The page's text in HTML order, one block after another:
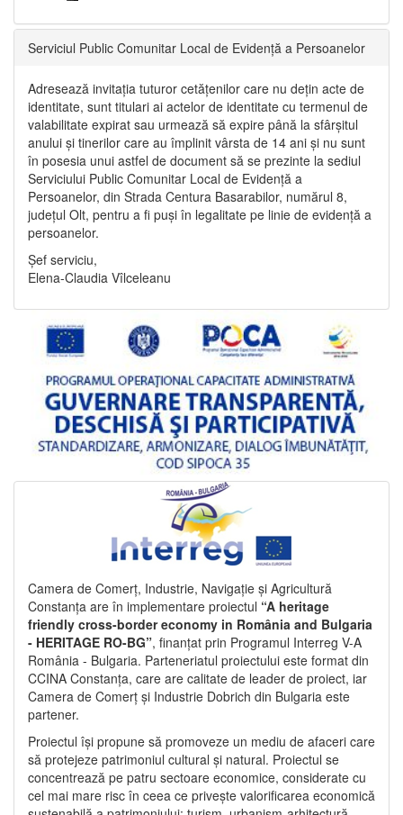
Serviciul Public Comunitar Local de Evidență a Persoanelor
Adresează invitația tuturor cetățenilor care nu dețin acte de
identitate, sunt titulari ai actelor de identitate cu termenul de
valabilitate expirat sau urmează să expire până la sfârșitul
anului și tinerilor care au împlinit vârsta de 14 ani și nu sunt
în posesia unui astfel de document să se prezinte la sediul
Serviciului Public Comunitar Local de Evidență a
Persoanelor, din Strada Centura Basarabilor, numărul 8,
județul Olt, pentru a fi puși în legalitate pe linie de evidență a
persoanelor.
Șef serviciu,
Elena-Claudia Vîlceleanu
Camera de Comerț, Industrie, Navigație și Agricultură
Constanța are în implementare proiectul “A heritage
friendly cross-border economy in România and Bulgaria
- HERITAGE RO-BG”, finanțat prin Programul Interreg V-A
România - Bulgaria. Parteneriatul proiectului este format din
CCINA Constanța, care are calitate de leader de proiect, iar
Camera de Comerț și Industrie Dobrich din Bulgaria este
partener.
Proiectul își propune să promoveze un mediu de afaceri care
să protejeze patrimoniul cultural și natural. Proiectul se
concentrează pe patru sectoare economice, considerate cu
cel mai mare risc în ceea ce privește valorificarea economică